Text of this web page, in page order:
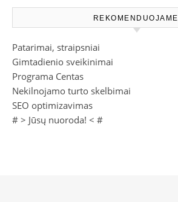
REKOMENDUOJAME
Patarimai, straipsniai
Gimtadienio sveikinimai
Programa Centas
Nekilnojamo turto skelbimai
SEO optimizavimas
# > Jūsų nuoroda! < #